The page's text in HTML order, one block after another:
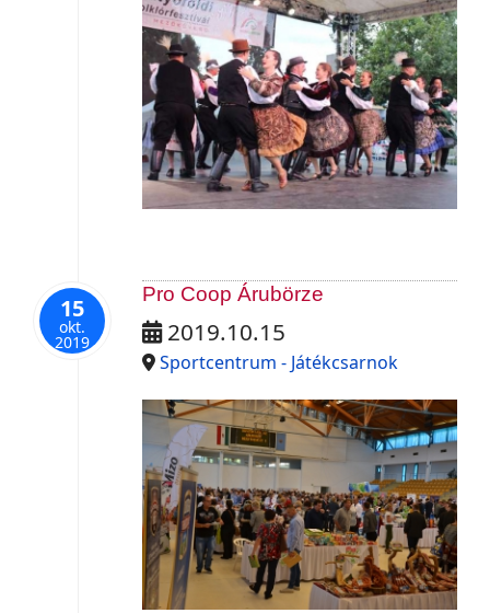
15
okt.
2019
Pro Coop Árubörze
2019.10.15
Sportcentrum - Játékcsarnok